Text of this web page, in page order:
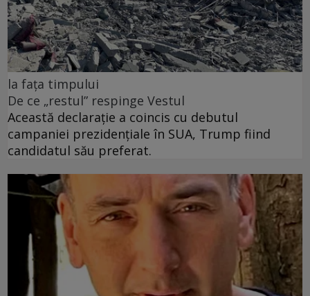
la fața timpului
De ce „restul” respinge Vestul
Această declarație a coincis cu debutul
campaniei prezidențiale în SUA, Trump fiind
candidatul său preferat.